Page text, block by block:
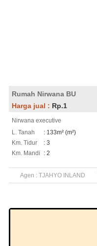
Rumah Nirwana BU
Harga jual : Rp.1
Nirwana executive
L. Tanah
: 133m² (m²)
Km. Tidur
: 3
Km. Mandi
: 2
Agen : TJAHYO INLAND